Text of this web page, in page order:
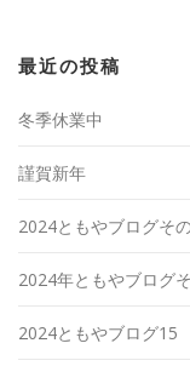
最近の投稿
冬季休業中
謹賀新年
2024ともやブログそ
2024年ともやブログ
2024ともやブログ15